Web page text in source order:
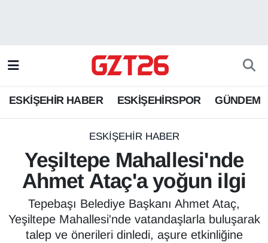
ESKİŞEHİR HABER ESKİŞEHİRSPOR GÜNDEM
ESKİŞEHİR HABER
Yeşiltepe Mahallesi'nde
Ahmet Ataç'a yoğun ilgi
Tepebaşı Belediye Başkanı Ahmet Ataç,
Yeşiltepe Mahallesi'nde vatandaşlarla buluşarak
talep ve önerileri dinledi, aşure etkinliğine
ESKİŞEHİRSPOR
GÜNDEM
Odunpazarı Trafik Yoğunluk Haritası
Süper Lig Puan Durumu ve Fikstür
Tüm Manşetler
Son Dakika Haberleri
Haber Arşivi